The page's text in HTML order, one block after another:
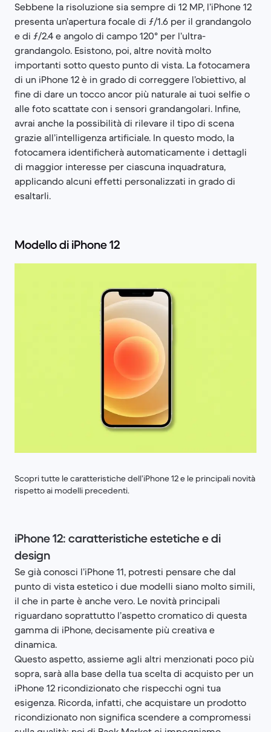
Sebbene la risoluzione sia sempre di 12 MP, l’iPhone 12
presenta un’apertura focale di ƒ/1.6 per il grandangolo
e di ƒ/2.4 e angolo di campo 120° per l’ultra-
grandangolo. Esistono, poi, altre novità molto
importanti sotto questo punto di vista. La fotocamera
di un iPhone 12 è in grado di correggere l’obiettivo, al
fine di dare un tocco ancor più naturale ai tuoi selfie o
alle foto scattate con i sensori grandangolari. Infine,
avrai anche la possibilità di rilevare il tipo di scena
grazie all’intelligenza artificiale. In questo modo, la
fotocamera identificherà automaticamente i dettagli
di maggior interesse per ciascuna inquadratura,
applicando alcuni effetti personalizzati in grado di
esaltarli.
Modello di iPhone 12
Scopri tutte le caratteristiche dell’iPhone 12 e le principali novità
rispetto ai modelli precedenti.
iPhone 12: caratteristiche estetiche e di
design
Se già conosci l’iPhone 11, potresti pensare che dal
punto di vista estetico i due modelli siano molto simili,
il che in parte è anche vero. Le novità principali
riguardano soprattutto l’aspetto cromatico di questa
gamma di iPhone, decisamente più creativa e
dinamica.
Questo aspetto, assieme agli altri menzionati poco più
sopra, sarà alla base della tua scelta di acquisto per un
iPhone 12 ricondizionato che rispecchi ogni tua
esigenza. Ricorda, infatti, che acquistare un prodotto
ricondizionato non significa scendere a compromessi